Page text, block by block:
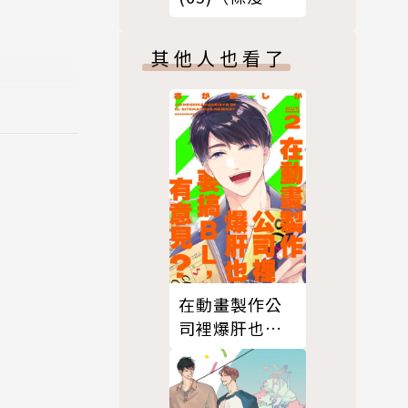
其他人也看了
在動畫製作公
司裡爆肝也要
搞ＢＬ，有意
見？02